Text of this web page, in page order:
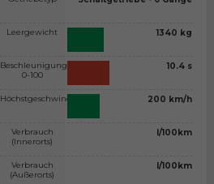
Leergewicht
Beschleunigung
0-100
Höchstgeschwindigkeit
Verbrauch
(Innerorts)
Verbrauch
(Außerorts)
1340 kg
10.4 s
200 km/h
l/100km
l/100km